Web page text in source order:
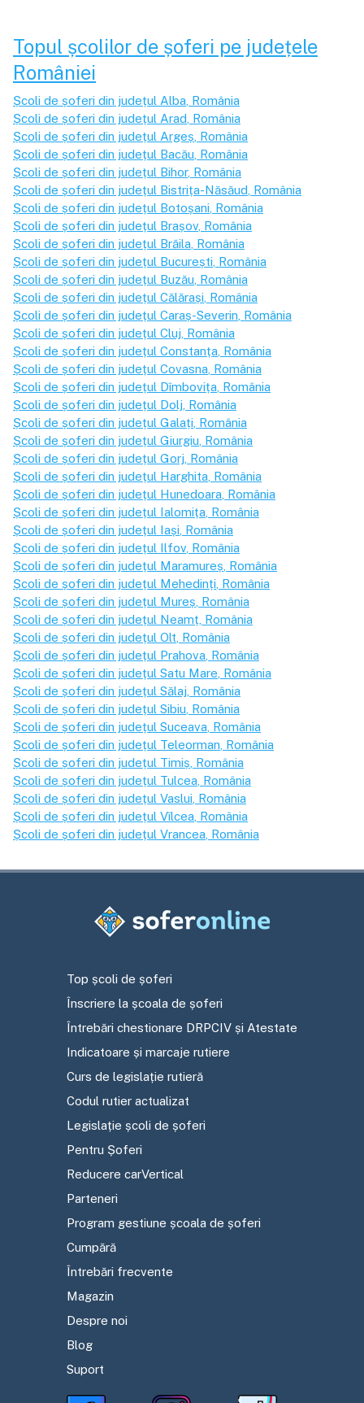
Topul școlilor de șoferi pe județele
României
Școli de șoferi din județul Alba , România
Școli de șoferi din județul Arad , România
Școli de șoferi din județul Argeș , România
Școli de șoferi din județul Bacău , România
Școli de șoferi din județul Bihor, România
Școli de șoferi din județul Bistrița-Năsăud , România
Școli de șoferi din județul Botoșani , România
Școli de șoferi din județul Brașov , România
Școli de șoferi din județul Brăila , România
Școli de șoferi din județul București , România
Școli de șoferi din județul Buzău , România
Școli de șoferi din județul Călărași , România
Școli de șoferi din județul Caraș-Severin , România
Școli de șoferi din județul Cluj , România
Școli de șoferi din județul Constanța , România
Școli de șoferi din județul Covasna , România
Școli de șoferi din județul Dîmbovița , România
Școli de șoferi din județul Dolj , România
Școli de șoferi din județul Galați , România
Școli de șoferi din județul Giurgiu , România
Școli de șoferi din județul Gorj , România
Școli de șoferi din județul Harghita , România
Școli de șoferi din județul Hunedoara , România
Școli de șoferi din județul Ialomița , România
Școli de șoferi din județul Iași , România
Școli de șoferi din județul Ilfov , România
Școli de șoferi din județul Maramureș , România
Școli de șoferi din județul Mehedinți , România
Școli de șoferi din județul Mureș , România
Școli de șoferi din județul Neamț , România
Școli de șoferi din județul Olt , România
Școli de șoferi din județul Prahova , România
Școli de șoferi din județul Satu Mare , România
Școli de șoferi din județul Sălaj , România
Școli de șoferi din județul Sibiu , România
Școli de șoferi din județul Suceava , România
Școli de șoferi din județul Teleorman , România
Școli de șoferi din județul Timiș , România
Școli de șoferi din județul Tulcea , România
Școli de șoferi din județul Vaslui , România
Școli de șoferi din județul Vîlcea , România
Școli de șoferi din județul Vrancea , România
Top școli de șoferi
Înscriere la școala de șoferi
Întrebări chestionare DRPCIV și Atestate
Indicatoare și marcaje rutiere
Curs de legislație rutieră
Codul rutier actualizat
Legislație școli de șoferi
Pentru Șoferi
Reducere carVertical
Parteneri
Program gestiune școala de șoferi
Cumpără
Întrebări frecvente
Magazin
Despre noi
Blog
Suport